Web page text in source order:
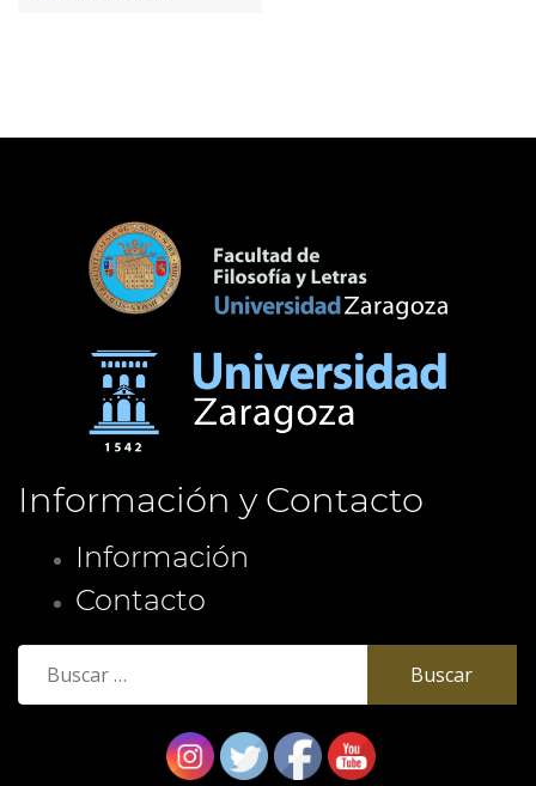
Información y Contacto
Información
Contacto
Buscar: